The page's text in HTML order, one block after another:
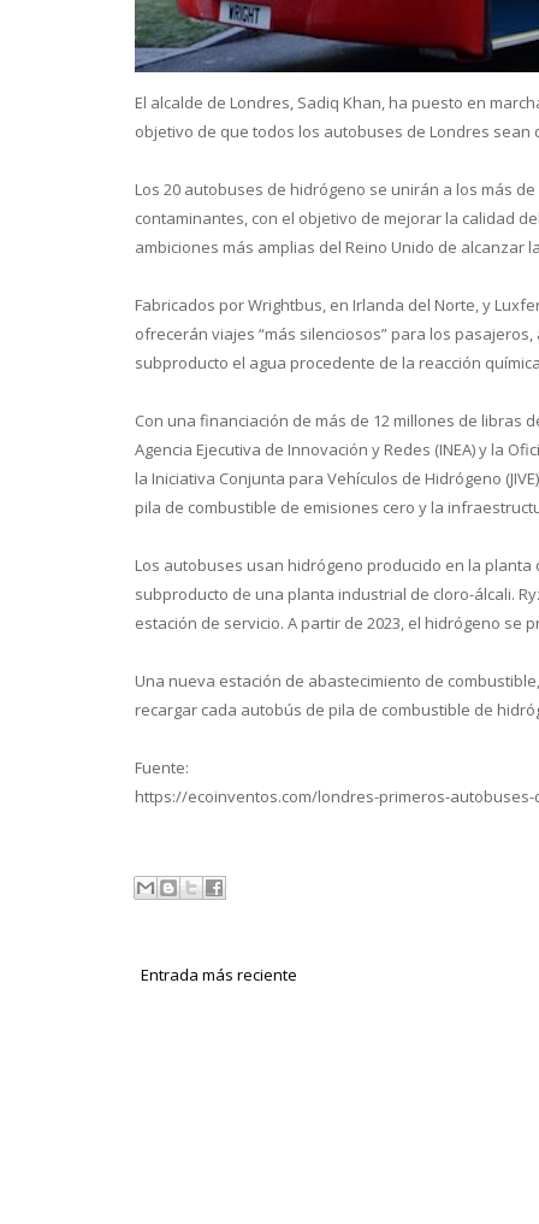
El alcalde de Londres, Sadiq Khan, ha puesto en
objetivo de que todos los autobuses de Londres sean
Los 20 autobuses de hidrógeno se unirán a los más
contaminantes, con el objetivo de mejorar la calidad
ambiciones más amplias del Reino Unido de alcanzar
Fabricados por Wrightbus, en Irlanda del Norte, y
ofrecerán viajes “más silenciosos” para los
subproducto el agua procedente de la reacción
Con una financiación de más de 12 millones de libras
Agencia Ejecutiva de Innovación y Redes (INEA) y la
la Iniciativa Conjunta para Vehículos de Hidrógeno
pila de combustible de emisiones cero y la
Los autobuses usan hidrógeno producido en la
subproducto de una planta industrial de cloro-álcali.
estación de servicio. A partir de 2023, el hidrógeno
Una nueva estación de abastecimiento de
recargar cada autobús de pila de combustible de
Fuente:
https://ecoinventos.com/londres-primeros-
Entrada más reciente